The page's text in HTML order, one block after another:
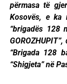
përmasa të
Kosovës, e ka
“brigadës 128
“Brigada 128
“Shigjeta” në